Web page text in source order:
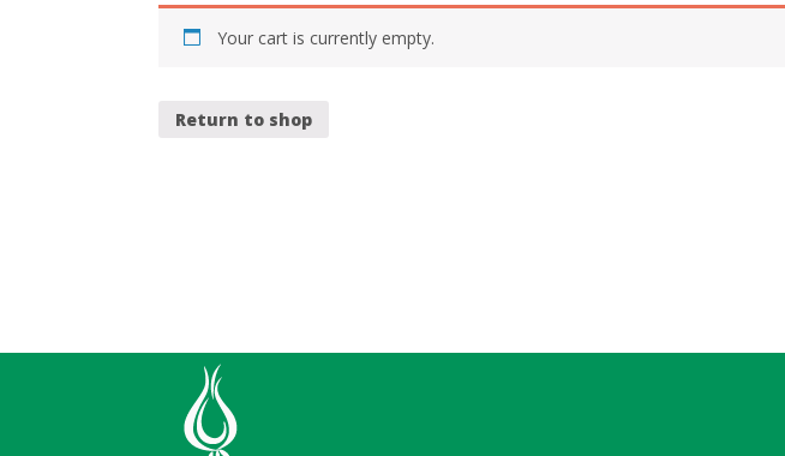
Your cart is currently empty.
Return to shop